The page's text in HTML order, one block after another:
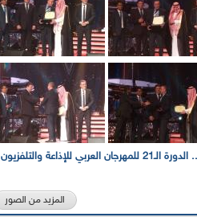
بالصور... الدورة الـ21 للمهرجان العربي للإذاعة والتلفزيون
المزيد من الصور